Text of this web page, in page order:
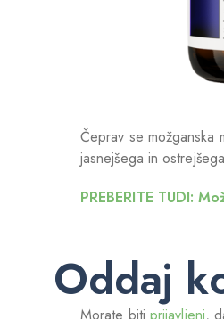
Čeprav se možganska
jasnejšega in
PREBERITE TUDI:
Oddaj
Morate biti prijavljeni,